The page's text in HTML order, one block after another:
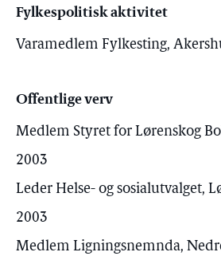
Fylkespolitisk aktivitet
Varamedlem Fylkesting,
Offentlige verv
Medlem Styret for Lørenskog
2003
Leder Helse- og sosialutvalget,
2003
Medlem Ligningsnemnda,